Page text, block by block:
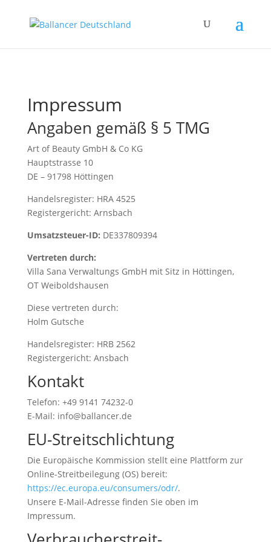
Impressum
Angaben gemäß § 5 TMG
Art of Beauty GmbH & Co KG
Hauptstrasse 10
DE – 91798 Höttingen
Handelsregister: HRA 4525
Registergericht: Arnsbach
Umsatzsteuer-ID: DE337809394
Vertreten durch:
Villa Sana Verwaltungs GmbH mit Sitz in Höttingen,
OT Weiboldshausen
Diese vertreten durch:
Holm Gutsche
Handelsregister: HRB 2562
Registergericht: Ansbach
Kontakt
Telefon: +49 9141 74232-0
E-Mail: info@ballancer.de
EU-Streitschlichtung
Die Europäische Kommission stellt eine Plattform zur
Online-Streitbeilegung (OS) bereit:
https://ec.europa.eu/consumers/odr/.
Unsere E-Mail-Adresse finden Sie oben im
Impressum.